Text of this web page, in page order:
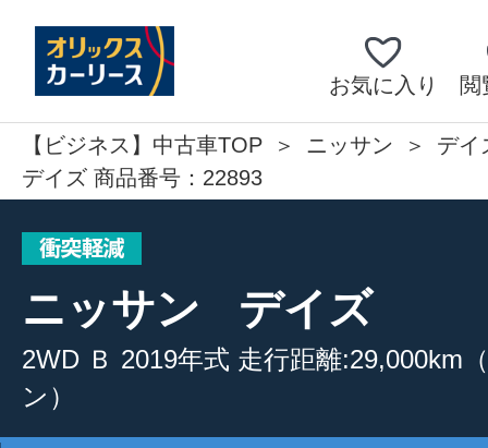
お気に入り 閲
【ビジネス】中古車TOP ニッサン
デイ
デイズ 商品番号：22893
ニッサン デイズ
2WD Ｂ 2019年式 走行距離:29,000km
ン）